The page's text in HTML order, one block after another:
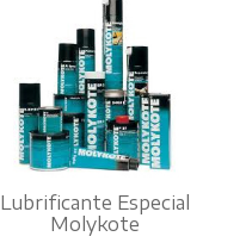
Lubrificante Especial
Molykote